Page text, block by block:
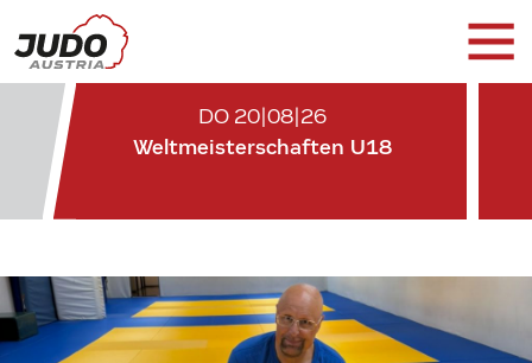
DO 20|08|26
Weltmeisterschaften U18